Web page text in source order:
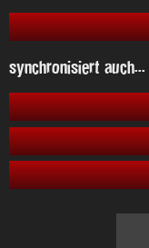
synchronisiert auch...